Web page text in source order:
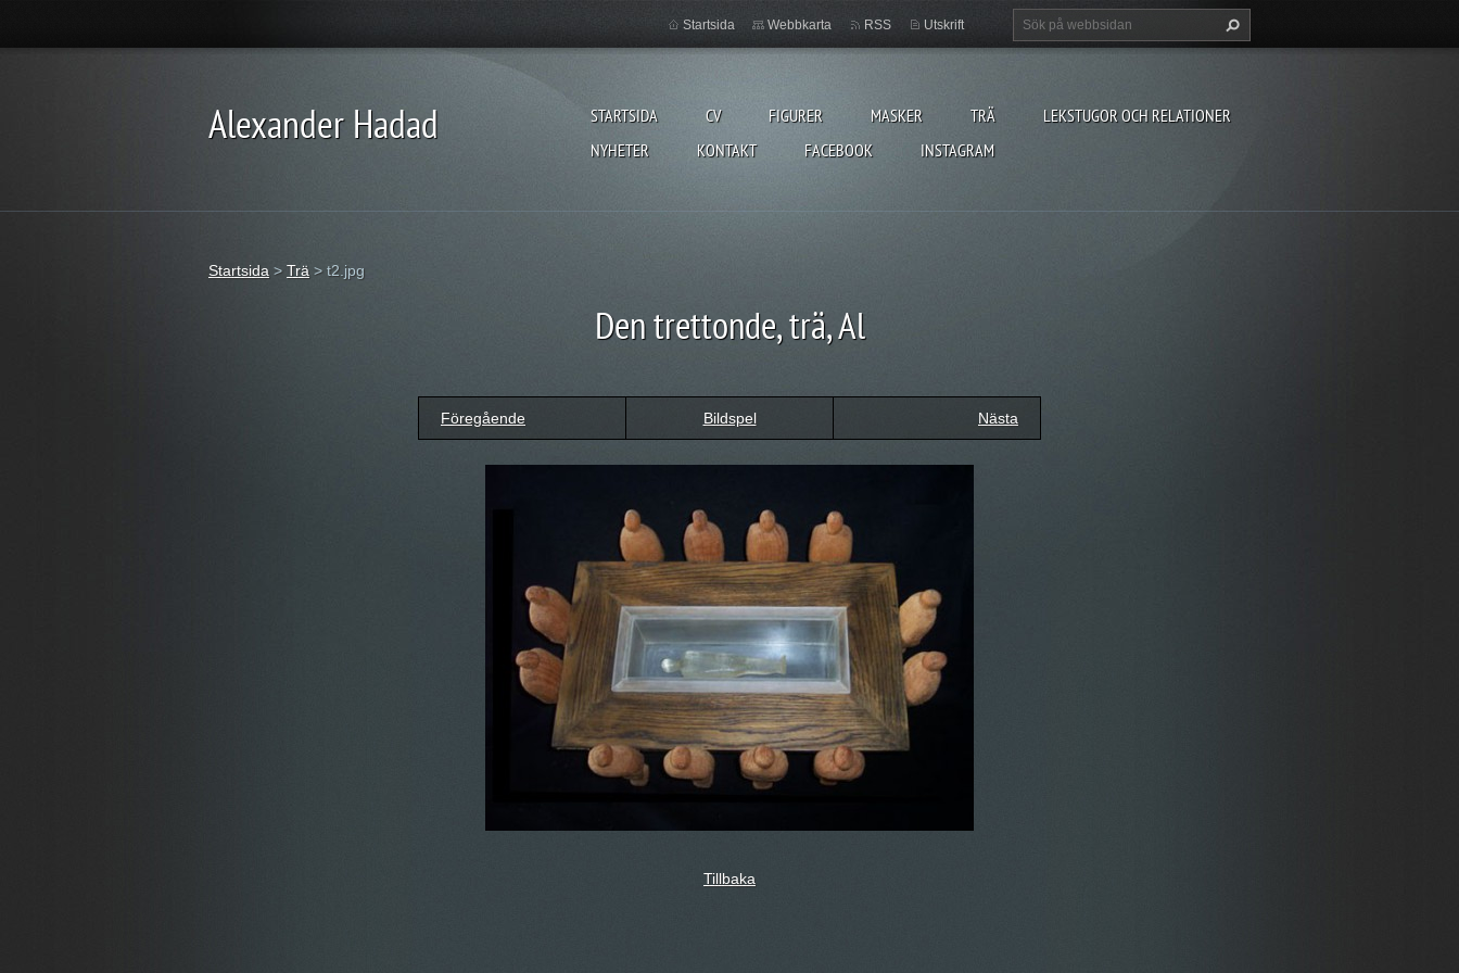
Alexander Hadad STARTSIDA CV FIGURER MASKER TRÄ
LEKSTUGOR OCH RELATIONER
NYHETER
KONTAKT FACEBOOK INSTAGRAM
Startsida Webbkarta RSS Utskrift
Startsida > Trä > t2.jpg
Den trettonde, trä, Al
Föregående Bildspel Nästa
Tillbaka